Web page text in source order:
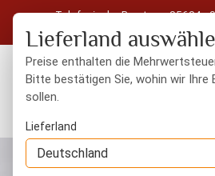
Zum Hauptinhalt springen
Telefonische Beratung: 05604 -
Kostenloser Versand in Deutschland ab 50 €
Slide 2 von 4 wird angezeigt
Lieferland
Preise enthalten die
Bitte bestätigen Sie, wohin wir Ihre
sollen.
Lieferland